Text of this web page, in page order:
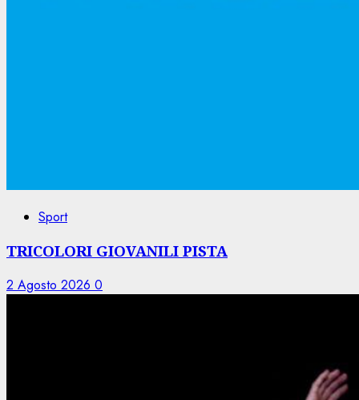
Sport
TRICOLORI GIOVANILI PISTA
2 Agosto 2026 0